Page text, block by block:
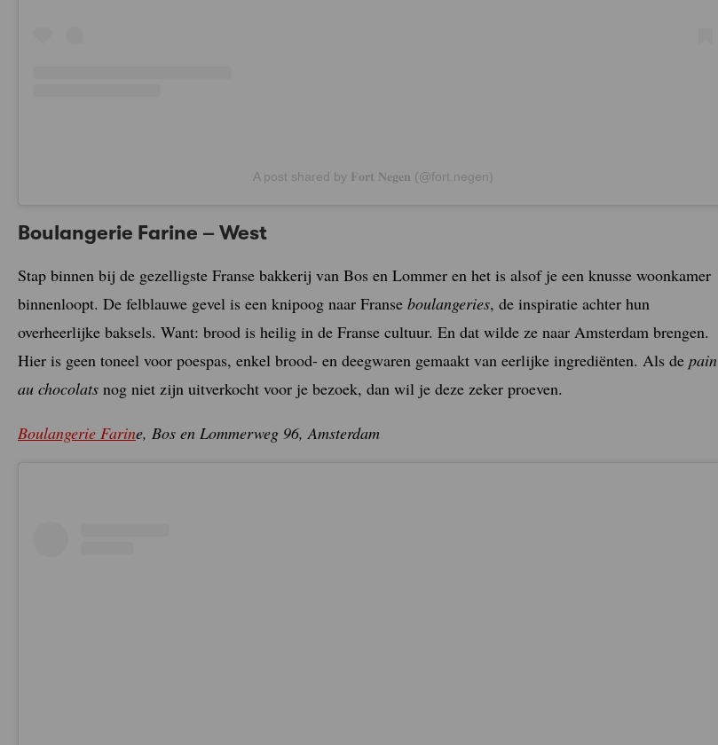
A post shared by 𝐅𝐨𝐫𝐭 𝐍𝐞𝐠𝐞𝐧 (@fort.negen)
Boulangerie Farine – West
Stap binnen bij de gezelligste Franse bakkerij van Bos en Lommer en het is alsof je een knusse woonkamer
binnenloopt. De felblauwe gevel is een knipoog naar Franse boulangeries, de inspiratie achter hun
overheerlijke baksels. Want: brood is heilig in de Franse cultuur. En dat wilde ze naar Amsterdam brengen.
Hier is geen toneel voor poespas, enkel brood- en deegwaren gemaakt van eerlijke ingrediënten. Als de pain
au chocolats nog niet zijn uitverkocht voor je bezoek, dan wil je deze zeker proeven.
Boulangerie Farine, Bos en Lommerweg 96, Amsterdam